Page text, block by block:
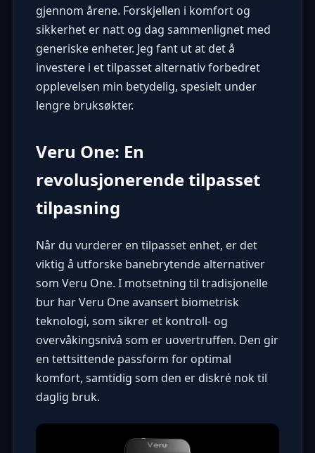
gjennom årene. Forskjellen i komfort og
sikkerhet er natt og dag sammenlignet med
generiske enheter. Jeg fant ut at det å
investere i et tilpasset alternativ forbedret
opplevelsen min betydelig, spesielt under
lengre bruksøkter.
Veru One: En
revolusjonerende tilpasset
tilpasning
Når du vurderer en tilpasset enhet, er det
viktig å utforske banebrytende alternativer
som Veru One. I motsetning til tradisjonelle
bur har Veru One avansert biometrisk
teknologi, som sikrer et kontroll- og
overvåkingsnivå som er uovertruffen. Den gir
en tettsittende passform for optimal
komfort, samtidig som den er diskré nok til
daglig bruk.